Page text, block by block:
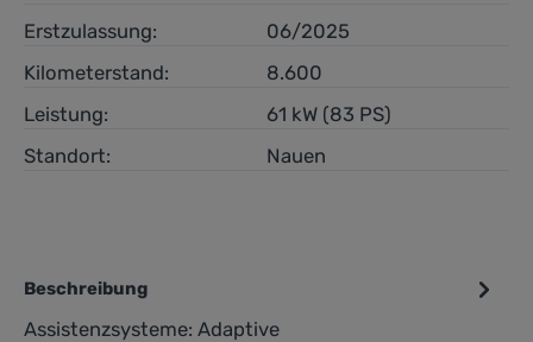
Erstzulassung:
06/2025
Kilometerstand:
8.600
Leistung:
61 kW (83 PS)
Standort:
Nauen
Beschreibung
Assistenzsysteme: Adaptive